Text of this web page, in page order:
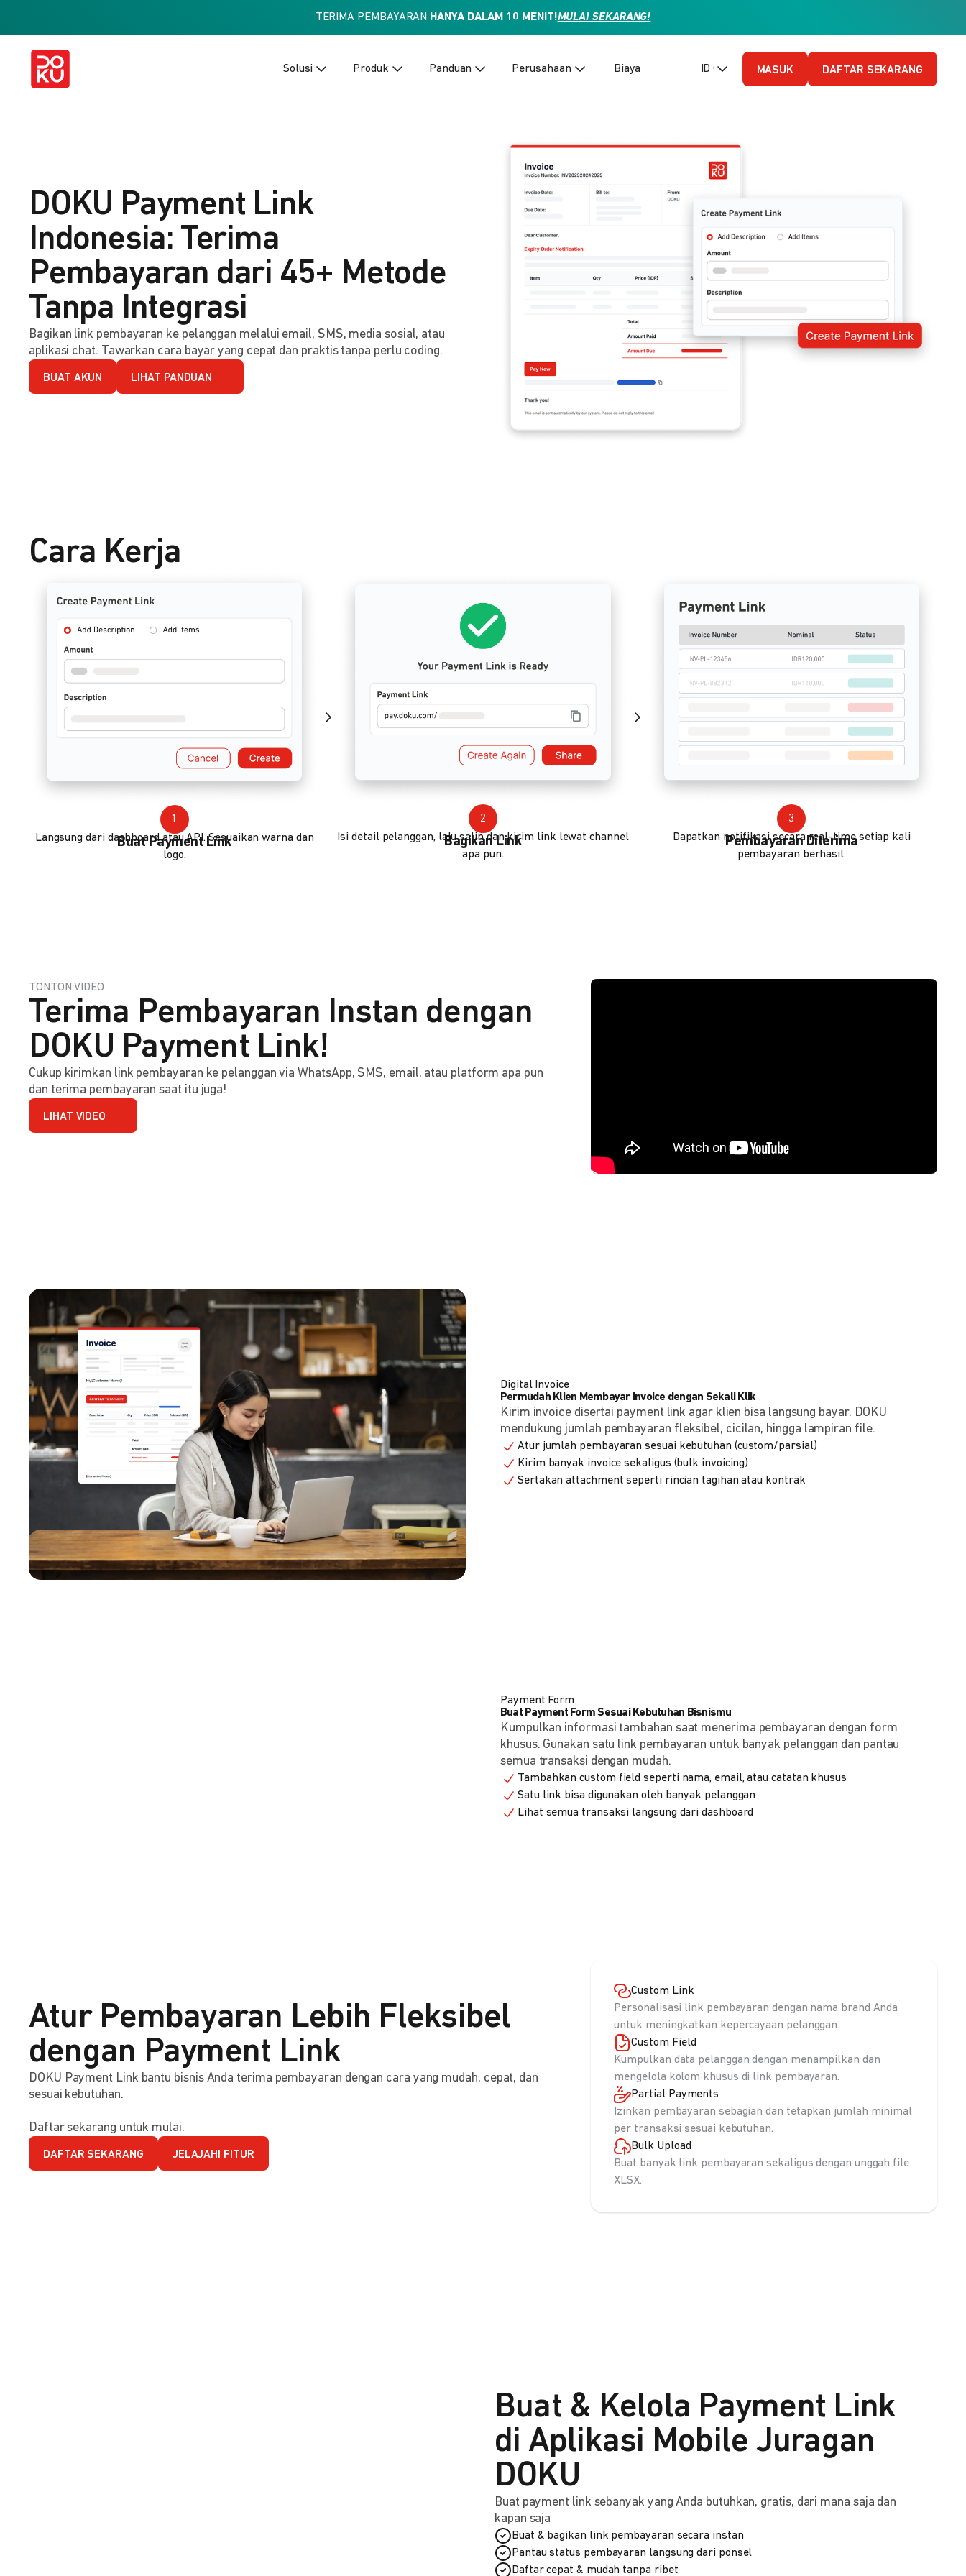
TERIMA PEMBAYARAN HANYA DALAM 10 MENIT!MULAI SEKARANG!
Solusi Produk Panduan Perusahaan Biaya ID (Bahasa Indonesia)
MASUK DAFTAR SEKARANG
DOKU Payment Link
Indonesia: Terima
Pembayaran dari 45+ Metode
Tanpa Integrasi
Bagikan link pembayaran ke pelanggan melalui email, SMS, media sosial, atau
aplikasi chat. Tawarkan cara bayar yang cepat dan praktis tanpa perlu coding.
BUAT AKUN LIHAT PANDUAN
Cara Kerja
1
Buat Payment Link
Langsung dari dashboard atau API. Sesuaikan warna dan
logo.
2
Bagikan Link
Isi detail pelanggan, lalu salin dan kirim link lewat channel
apa pun.
3
Pembayaran Diterima
Dapatkan notifikasi secara real-time setiap kali
pembayaran berhasil.
TONTON VIDEO
Terima Pembayaran Instan dengan
DOKU Payment Link!
Cukup kirimkan link pembayaran ke pelanggan via WhatsApp, SMS, email, atau platform apa pun
dan terima pembayaran saat itu juga!
LIHAT VIDEO
Digital Invoice
Permudah Klien Membayar Invoice dengan Sekali Klik
Kirim invoice disertai payment link agar klien bisa langsung bayar. DOKU
mendukung jumlah pembayaran fleksibel, cicilan, hingga lampiran file.
Atur jumlah pembayaran sesuai kebutuhan (custom/parsial)
Kirim banyak invoice sekaligus (bulk invoicing)
Sertakan attachment seperti rincian tagihan atau kontrak
Payment Form
Buat Payment Form Sesuai Kebutuhan Bisnismu
Kumpulkan informasi tambahan saat menerima pembayaran dengan form
khusus. Gunakan satu link pembayaran untuk banyak pelanggan dan pantau
semua transaksi dengan mudah.
Tambahkan custom field seperti nama, email, atau catatan khusus
Satu link bisa digunakan oleh banyak pelanggan
Lihat semua transaksi langsung dari dashboard
Atur Pembayaran Lebih Fleksibel
dengan Payment Link
DOKU Payment Link bantu bisnis Anda terima pembayaran dengan cara yang mudah, cepat, dan
sesuai kebutuhan.
Daftar sekarang untuk mulai.
DAFTAR SEKARANG JELAJAHI FITUR
Custom Link
Personalisasi link pembayaran dengan nama brand Anda
untuk meningkatkan kepercayaan pelanggan.
Custom Field
Kumpulkan data pelanggan dengan menampilkan dan
mengelola kolom khusus di link pembayaran.
Partial Payments
Izinkan pembayaran sebagian dan tetapkan jumlah minimal
per transaksi sesuai kebutuhan.
Bulk Upload
Buat banyak link pembayaran sekaligus dengan unggah file
XLSX.
Buat & Kelola Payment Link
di Aplikasi Mobile Juragan
DOKU
Buat payment link sebanyak yang Anda butuhkan, gratis, dari mana saja dan
kapan saja
Buat & bagikan link pembayaran secara instan
Pantau status pembayaran langsung dari ponsel
Daftar cepat & mudah tanpa ribet